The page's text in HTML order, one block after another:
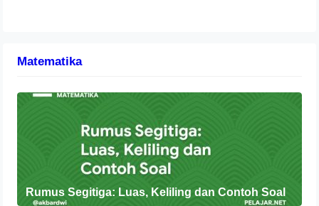
Matematika
Rumus Segitiga: Luas, Keliling dan Contoh Soal